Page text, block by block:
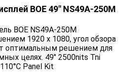
BOE 49" NS49A-250M
BOE NS49A-250M
1920 x 1080, угол обзора
оптимальным решением для
целях. 49" 2500nits Tni
Panel Kit